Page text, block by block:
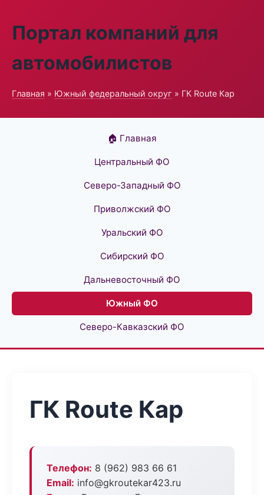
Портал компаний для
автомобилистов
Главная » Южный федеральный округ » ГК Route Кар
🏠 Главная
Центральный ФО
Северо-Западный ФО
Приволжский ФО
Уральский ФО
Сибирский ФО
Дальневосточный ФО
Южный ФО
Северо-Кавказский ФО
ГК Route Кар
Телефон: 8 (962) 983 66 61
Email: info@gkroutekar423.ru